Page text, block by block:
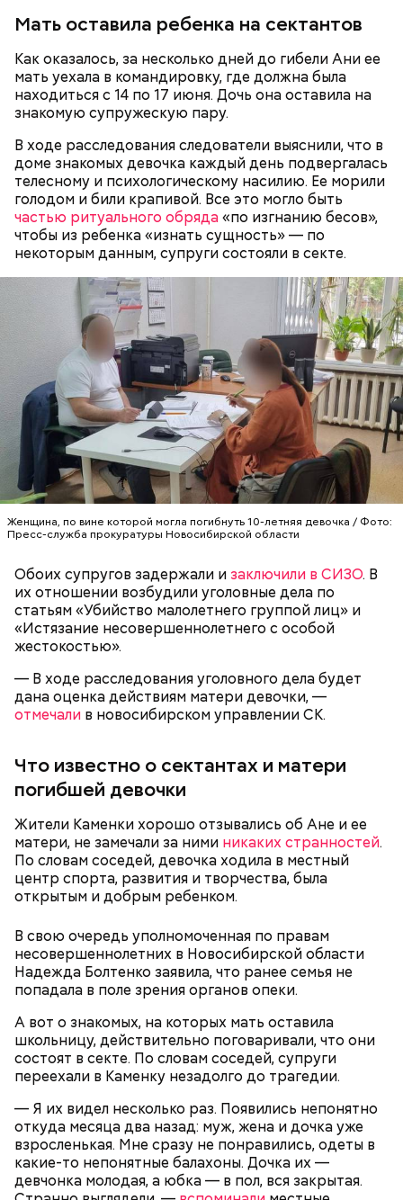
Мать оставила ребенка на сектантов
Как оказалось, за несколько дней до гибели Ани ее
мать уехала в командировку, где должна была
находиться с 14 по 17 июня. Дочь она оставила на
знакомую супружескую пару.
В ходе расследования следователи выяснили, что в
доме знакомых девочка каждый день подвергалась
телесному и психологическому насилию. Ее морили
голодом и били крапивой. Все это могло быть
частью ритуального обряда«по изгнанию бесов»,
чтобы из ребенка «изнать сущность» — по
некоторым данным, супруги состояли в секте.
Женщина, по вине которой могла погибнуть 10-летняя девочка / Фото:
Пресс-служба прокуратуры Новосибирской области
Обоих супругов задержали изаключили в СИЗО. В
их отношении возбудили уголовные дела по
статьям «Убийство малолетнего группой лиц» и
«Истязание несовершеннолетнего с особой
жестокостью».
— В ходе расследования уголовного дела будет
дана оценка действиям матери девочки, —
отмечали в новосибирском управлении СК.
Что известно о сектантах и матери
погибшей девочки
Жители Каменки хорошо отзывались об Ане и ее
матери, не замечали за ними никаких странностей.
По словам соседей, девочка ходила в местный
центр спорта, развития и творчества, была
открытым и добрым ребенком.
В свою очередь уполномоченная по правам
несовершеннолетних в Новосибирской области
Надежда Болтенко заявила, что ранее семья не
попадала в поле зрения органов опеки.
А вот о знакомых, на которых мать оставила
школьницу, действительно поговаривали, что они
состоят в секте. По словам соседей, супруги
переехали в Каменку незадолго до трагедии.
— Я их видел несколько раз. Появились непонятно
откуда месяца два назад: муж, жена и дочка уже
взросленькая. Мне сразу не понравились, одеты в
какие-то непонятные балахоны. Дочка их —
девчонка молодая, а юбка — в пол, вся закрытая.
Месть отчиму и любовь к сестре
В июле 2024 года Артема Миссюру задержали и
отправили в СИЗО, обвинив в убийстве двух лиц и
покушении на убийство еще семи человек. СМИ
прозвали обвиняемого «балашихинским
правоохранительные органы завершили
расследование и передали дело в суд. Начались
долгие разбирательства. Во время одного из
Миссюра родился в 1999 году. Окончил Московский
автомобильно-дорожный государственный
технический университет, после получения
диплома жил с матерью и отчимом, подрабатывал
репетитором по математике.
Фото: Пресс-служба ГСУ СК по Московской области
даже водил мальчика к старцам и нанимал для него
«духовных наставников», один из которых был
родом из Греции и не знал русского языка. Еще
отчиму не нравились девушки Миссюры, он считал
их «людьми не его уровня». Со своей последней
избранницей молодой человек планировал
пожениться и завести детей.
Боец дебютировал в промоушене AMC Fight Nights
в ноябре 2023 года. Тогда он победил
азербайджанца Эльгуна Ясибова единогласным
решением судей.
Play
Video
Видео: t.me/fightnightsofficial
— За свои 20 лет Мухаммад успел оставить яркий
след в мире единоборств, его светлый образ
семье и близким! — прокомментировали трагедию
в Telegram-каналеAMC Fight Nights.